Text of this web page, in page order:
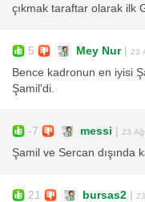
çıkmak taraftar olarak ilk
5 Mey Nur| 23
Bence kadronun en iyisi
Şamil'di.
-7 messi 23
Şamil ve Sercan dışında
21 bursas2